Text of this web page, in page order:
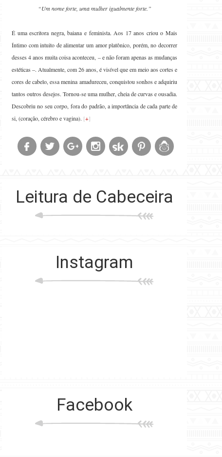
“Um nome forte, uma mulher igualmente forte.”
É uma escritora negra, baiana e feminista. Aos 17 anos criou o Mais
Íntimo com intuito de alimentar um amor platônico, porém, no decorrer
desses 4 anos muita coisa aconteceu, – e não foram apenas as mudanças
estéticas –. Atualmente, com 26 anos, é visível que em meio aos cortes e
cores de cabelo, essa menina amadureceu, conquistou sonhos e adquiriu
tantos outros desejos. Tornou-se uma mulher, cheia de curvas e ousadia.
Descobriu no seu corpo, fora do padrão, a importância de cada parte de
si, (coração, cérebro e vagina). [+]
Leitura de Cabeceira
Instagram
Facebook